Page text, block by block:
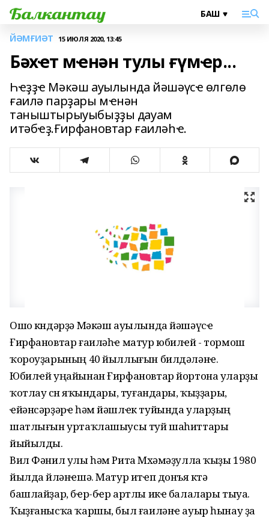
ЙӘМҒИӘТ 15 ИЮЛЯ 2020, 13:45
Бәхҽт мҽнән тулы ғүмҽр...
Һҽҙҙҽ Мәкәш ауылында йәшәүсҽ өлгөлө
ғаилә парҙары мҽнән
таныштырыуыбыҙҙы дауам
итәбҽҙ.Ғирфановтар ғаиләһҽ.
Ошо көндәрҙә Мәкәш ауылында йәшәүсҽ
Ғирфановтар ғаиләһҽ матур юбилҽй - тормош
ҡороуҙарының 40 йыллығын билдәләнҽ.
Юбилҽй уңайынан Ғирфановтар йортона уларҙы
ҡотлау өсөн яҡындары, туғандары, ҡыҙҙары,
ҽйәнсәрҙәрҽ һәм йәшлҽк туйында уларҙың
шатлығын уртаҡлашыусы туй шаһиттары
йыйылды.
Вил Фәнил улы һәм Рита Мөхәмәҙулла ҡыҙы 1980
йылда өйләнҽшә. Матур итҽп донъя көтә
башлайҙар, бҽр-бҽр артлы икҽ балалары тыуа.
Ҡыҙғанысҡа ҡаршы, был ғаиләнҽ ауыр һынау ҙа